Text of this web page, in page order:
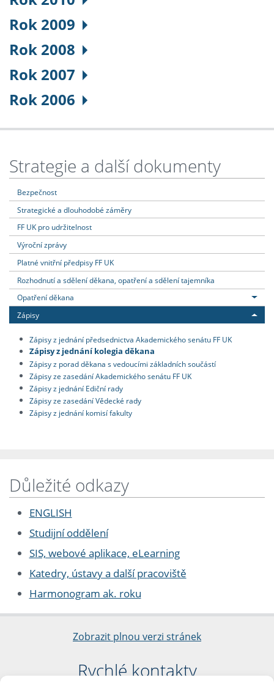
Rok 2009
Rok 2008
Rok 2007
Rok 2006
Strategie a další dokumenty
Bezpečnost
Strategické a dlouhodobé záměry
FF UK pro udržitelnost
Výroční zprávy
Platné vnitřní předpisy FF UK
Rozhodnutí a sdělení děkana, opatření a sdělení tajemníka
Opatření děkana
Zápisy
Zápisy z jednání předsednictva Akademického senátu FF UK
Zápisy z jednání kolegia děkana
Zápisy z porad děkana s vedoucími základních součástí
Zápisy ze zasedání Akademického senátu FF UK
Zápisy z jednání Ediční rady
Zápisy ze zasedání Vědecké rady
Zápisy z jednání komisí fakulty
Důležité odkazy
ENGLISH
Studijní oddělení
SIS, webové aplikace, eLearning
Katedry, ústavy a další pracoviště
Harmonogram ak. roku
Zobrazit plnou verzi stránek
Rychlé kontakty